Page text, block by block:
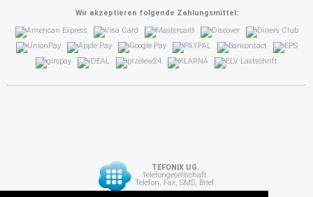
Wir akzeptieren folgende Zahlungsmittel:
TEFONIX UG.
Telefongesellschaft.
Telefon, Fax, SMS, Brief.